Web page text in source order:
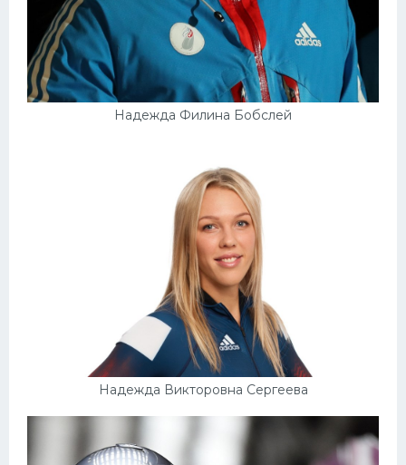
Надежда Филина Бобслей
Надежда Викторовна Сергеева